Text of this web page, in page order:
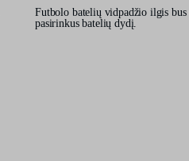
Futbolo batelių vidpadžio ilgis bus
pasirinkus batelių dydį.